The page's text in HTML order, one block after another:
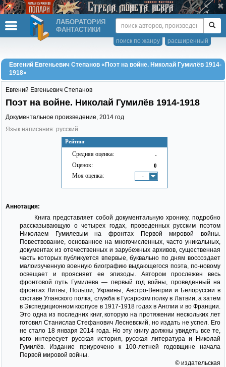
ЛАБОРАТОРИЯ
ФАНТАСТИКИ
расширенный
поиск по жанру
Евгений Евгеньевич Степанов «Поэт на войне. Николай Гумилёв 1914-
1918»
Рейтинг
Средняя оценка: -
Оценок: 0
Моя оценка: -
Евгений Евгеньевич Степанов
Поэт на войне. Николай Гумилёв 1914-1918
Документальное произведение, 2014 год
Язык написания: русский
Аннотация:
Книга представляет собой документальную хронику, подробно
рассказывающую о четырех годах, проведенных русским поэтом
Николаем Гумилевым на фронтах Первой мировой войны.
Повествование, основанное на многочисленных, часто уникальных,
документах из отечественных и зарубежных архивов, существенная
часть которых публикуется впервые, буквально по дням воссоздает
малоизученную военную биографию выдающегося поэта, по-новому
освещает и проясняет ее эпизоды. Автором прослежен весь
фронтовой путь Гумилева — первый год войны, проведенный на
фронтах Литвы, Польши, Украины, Австро-Венгрии и Белоруссии в
составе Уланского полка, служба в Гусарском полку в Латвии, а затем
в Экспедиционном корпусе в 1917-1918 годах в Англии и во Франции.
Это одна из последних книг, которую на протяжении нескольких лет
готовил Станислав Стефанович Лесневский, но издать не успел. Его
не стало 18 января 2014 года. Но эту книгу должны увидеть все те,
кого интересует русская история, русская литература и Николай
Гумилёв. Издание приурочено к 100-летней годовщине начала
Первой мировой войны.
© издательская